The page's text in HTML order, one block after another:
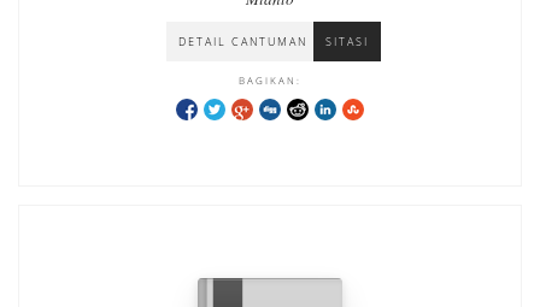
DETAIL CANTUMAN SITASI
BAGIKAN: